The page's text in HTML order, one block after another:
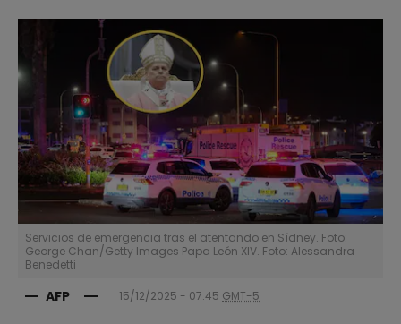
Servicios de emergencia tras el atentando en Sídney. Foto:
George Chan/Getty Images Papa León XIV. Foto: Alessandra
Benedetti
AFP 15/12/2025 - 07:45 GMT-5